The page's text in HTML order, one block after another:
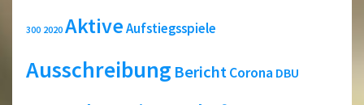
300 2020 AktiveAufstiegsspiele
Ausschreibung BerichtCorona DBU